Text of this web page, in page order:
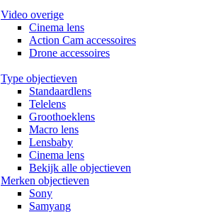
Video overige
Cinema lens
Action Cam accessoires
Drone accessoires
Type objectieven
Standaardlens
Telelens
Groothoeklens
Macro lens
Lensbaby
Cinema lens
Bekijk alle objectieven
Merken objectieven
Sony
Samyang